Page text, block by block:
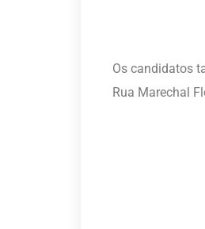
Os candidatos
Rua Marechal